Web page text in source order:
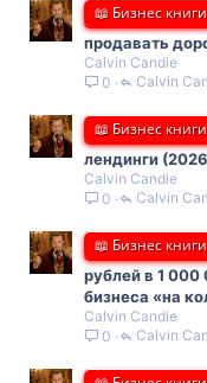
📖 Бизнес книги
продавать
Calvin Candie
0
Calvin
📖 Бизнес книги
лендинги
Calvin Candie
0
Calvin
📖 Бизнес книги
рублей в 1
бизнеса «на
Calvin Candie
0
Calvin